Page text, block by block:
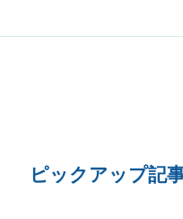
か？
ピックアップ記